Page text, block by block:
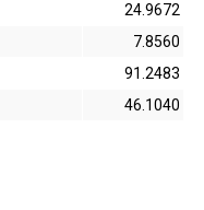
24.9672
7.8560
91.2483
46.1040